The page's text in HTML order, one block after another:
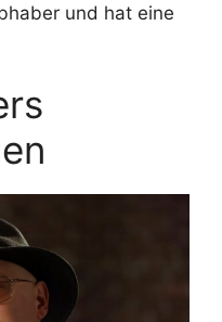
und hat eine